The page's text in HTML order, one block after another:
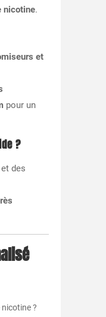
nicotine.
et
pour un
?
des
?